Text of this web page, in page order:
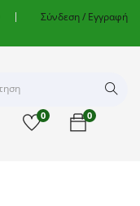
Σύνδεση / Εγγραφή
0
0